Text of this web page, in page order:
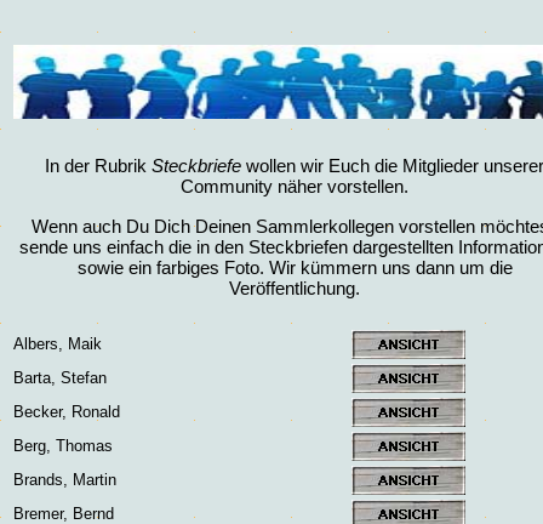
In der Rubrik Steckbriefe wollen wir Euch die Mitglieder unserer
Community näher vorstellen.
Wenn auch Du Dich Deinen Sammlerkollegen vorstellen
sende uns einfach die in den Steckbriefen dargestellten
sowie ein farbiges Foto. Wir kümmern uns dann um die
Veröffentlichung.
Albers, Maik
Barta, Stefan
Becker, Ronald
Berg, Thomas
Brands, Martin
Bremer, Bernd